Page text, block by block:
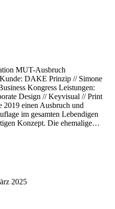
MUT-Ausbruch
DAKE Prinzip // Simone
Kongress Leistungen:
Design // Keyvisual // Print
2019 einen Ausbruch und
im gesamten Lebendigen
Konzept. Die ehemalige…
2025